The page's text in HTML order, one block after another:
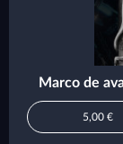
Marco de
5,00 €